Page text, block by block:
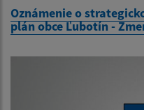
Oznámenie o
plán obce Ľubotín -